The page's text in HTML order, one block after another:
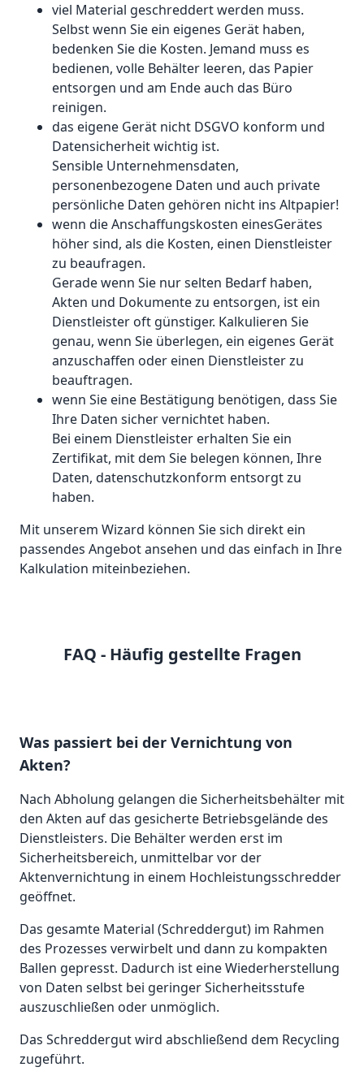
viel Material geschreddert werden muss.
Selbst wenn Sie ein eigenes Gerät haben,
bedenken Sie die Kosten. Jemand muss es
bedienen, volle Behälter leeren, das Papier
entsorgen und am Ende auch das Büro
reinigen.
das eigene Gerät nicht DSGVO konform und
Datensicherheit wichtig ist.
Sensible Unternehmensdaten,
personenbezogene Daten und auch private
persönliche Daten gehören nicht ins Altpapier!
wenn die Anschaffungskosten einesGerätes
höher sind, als die Kosten, einen Dienstleister
zu beaufragen.
Gerade wenn Sie nur selten Bedarf haben,
Akten und Dokumente zu entsorgen, ist ein
Dienstleister oft günstiger. Kalkulieren Sie
genau, wenn Sie überlegen, ein eigenes Gerät
anzuschaffen oder einen Dienstleister zu
beauftragen.
wenn Sie eine Bestätigung benötigen, dass Sie
Ihre Daten sicher vernichtet haben.
Bei einem Dienstleister erhalten Sie ein
Zertifikat, mit dem Sie belegen können, Ihre
Daten, datenschutzkonform entsorgt zu
haben.
Mit unserem Wizard können Sie sich direkt ein
passendes Angebot ansehen und das einfach in Ihre
Kalkulation miteinbeziehen.
FAQ - Häufig gestellte Fragen
Was passiert bei der Vernichtung von
Akten?
Nach Abholung gelangen die Sicherheitsbehälter mit
den Akten auf das gesicherte Betriebsgelände des
Dienstleisters. Die Behälter werden erst im
Sicherheitsbereich, unmittelbar vor der
Aktenvernichtung in einem Hochleistungsschredder
geöffnet.
Das gesamte Material (Schreddergut) im Rahmen
des Prozesses verwirbelt und dann zu kompakten
Ballen gepresst. Dadurch ist eine Wiederherstellung
von Daten selbst bei geringer Sicherheitsstufe
auszuschließen oder unmöglich.
Das Schreddergut wird abschließend dem Recycling
zugeführt.